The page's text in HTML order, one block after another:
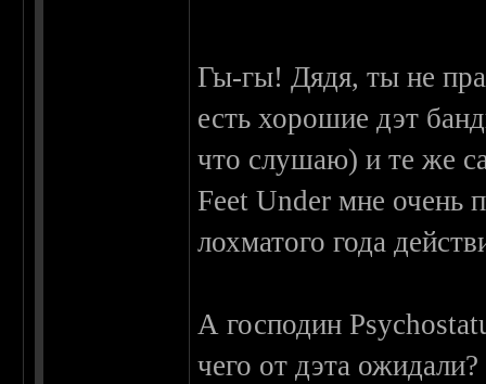
Гы-гы! Дядя, ты не
есть хорошие дэт
что слушаю) и те же
Feet Under мне очень
лохматого года
А господин
чего от дэта